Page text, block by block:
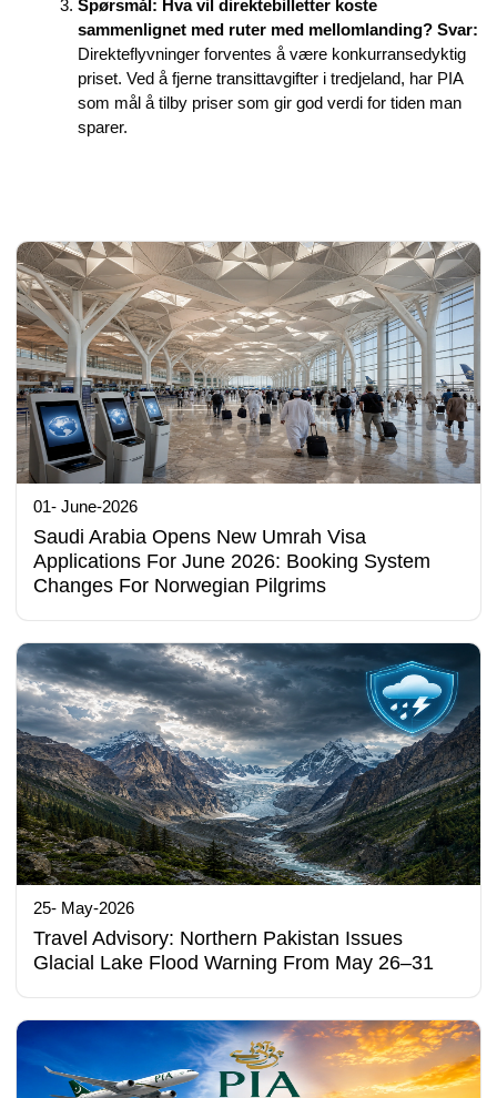
Spørsmål: Hva vil direktebilletter koste
sammenlignet med ruter med mellomlanding? Svar:
Direkteflyvninger forventes å være konkurransedyktig
priset. Ved å fjerne transittavgifter i tredjeland, har PIA
som mål å tilby priser som gir god verdi for tiden man
sparer.
01- June-2026
Saudi Arabia Opens New Umrah Visa
Applications For June 2026: Booking System
Changes For Norwegian Pilgrims
25- May-2026
Travel Advisory: Northern Pakistan Issues
Glacial Lake Flood Warning From May 26–31